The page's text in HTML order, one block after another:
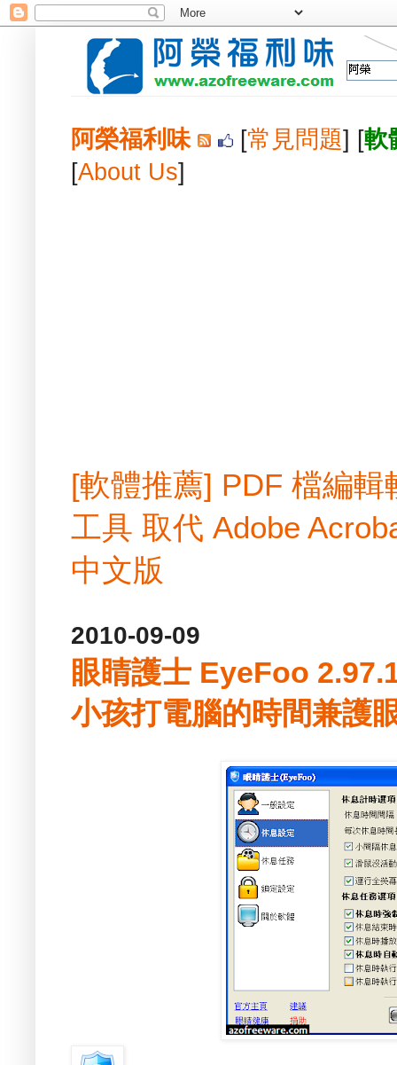
阿榮福利味 [常見問題] [軟
[About Us]
[軟體推薦] PDF 檔編
工具 取代 Adobe
中文版
2010-09-09
眼睛護士 EyeFoo
小孩打電腦的時間兼護